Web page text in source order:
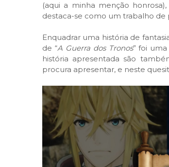
(aqui a minha menção
destaca-se como um trabalho de
Enquadrar uma história de
de “A Guerra dos Tronos” foi
história apresentada são
procura apresentar, e neste